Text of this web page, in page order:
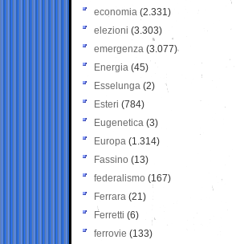
economia (2.331)
elezioni (3.303)
emergenza (3.077)
Energia (45)
Esselunga (2)
Esteri (784)
Eugenetica (3)
Europa (1.314)
Fassino (13)
federalismo (167)
Ferrara (21)
Ferretti (6)
ferrovie (133)